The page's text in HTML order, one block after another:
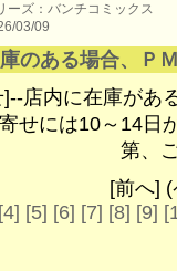
ーズ：バンチコミックス
03/09
ある場合、Ｐ
]--店内に在庫があ
せには10～14日
第、
[前へ]
[4] [5] [6] [7] [8] [9]